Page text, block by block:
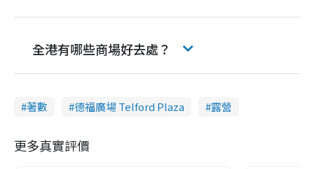
全港有哪些商場好去處？
著數 德福廣場 Telford Plaza 露營
更多真實評價